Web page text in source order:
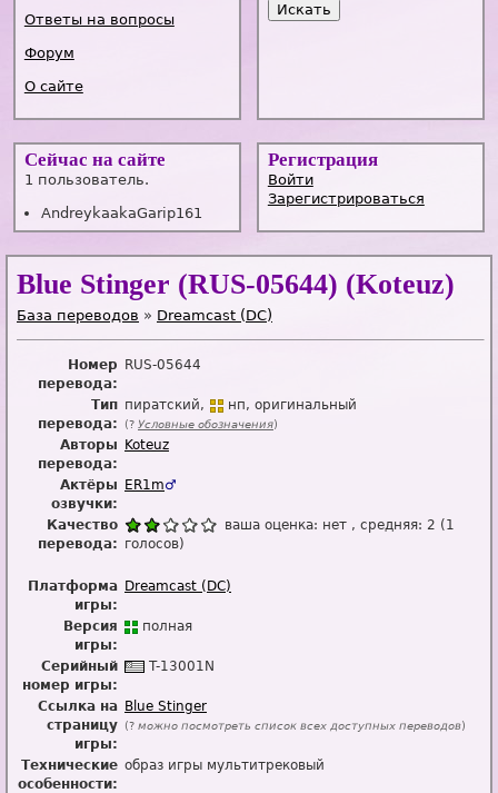
Ответы на вопросы
Форум
О сайте
Сейчас на сайте
1 пользователь.
AndreykaakaGarip161
Регистрация
Войти
Зарегистрироваться
Blue Stinger (RUS-05644) (Koteuz)
База переводов » Dreamcast (DC)
Номер
перевода:
RUS-05644
Тип
перевода:
пиратский нп оригинальный
(? Условные обозначения)
Авторы
перевода:
Koteuz
Актёры
озвучки:
ER1m♂
Качество
перевода:
ваша оценка: нет , средняя: 2 ( 1
голосов)
Платформа
игры:
Dreamcast (DC)
Версия
игры:
полная
Серийный
номер игры:
T-13001N
Ссылка на
страницу
игры:
Blue Stinger
(? можно посмотреть список всех доступных переводов)
Технические
особенности:
образ игры мультитрековый